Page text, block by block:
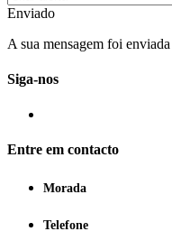
Enviado
A sua mensagem foi
Siga-nos
Entre em contacto
Morada
Telefone